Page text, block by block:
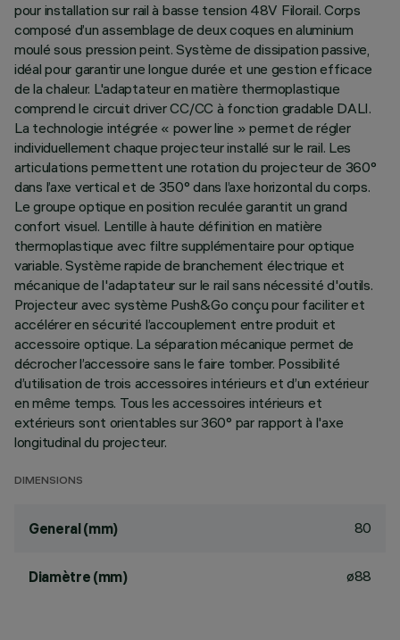
pour installation sur rail à basse tension 48V Filorail. Corps
composé d’un assemblage de deux coques en aluminium
moulé sous pression peint. Système de dissipation passive,
idéal pour garantir une longue durée et une gestion efficace
de la chaleur. L'adaptateur en matière thermoplastique
comprend le circuit driver CC/CC à fonction gradable DALI.
La technologie intégrée « power line » permet de régler
individuellement chaque projecteur installé sur le rail. Les
articulations permettent une rotation du projecteur de 360°
dans l’axe vertical et de 350° dans l’axe horizontal du corps.
Le groupe optique en position reculée garantit un grand
confort visuel. Lentille à haute définition en matière
thermoplastique avec filtre supplémentaire pour optique
variable. Système rapide de branchement électrique et
mécanique de l'adaptateur sur le rail sans nécessité d'outils.
Projecteur avec système Push&Go conçu pour faciliter et
accélérer en sécurité l’accouplement entre produit et
accessoire optique. La séparation mécanique permet de
décrocher l’accessoire sans le faire tomber. Possibilité
d’utilisation de trois accessoires intérieurs et d’un extérieur
en même temps. Tous les accessoires intérieurs et
extérieurs sont orientables sur 360° par rapport à l'axe
longitudinal du projecteur.
DIMENSIONS
General (mm) 80
Diamètre (mm) ø88